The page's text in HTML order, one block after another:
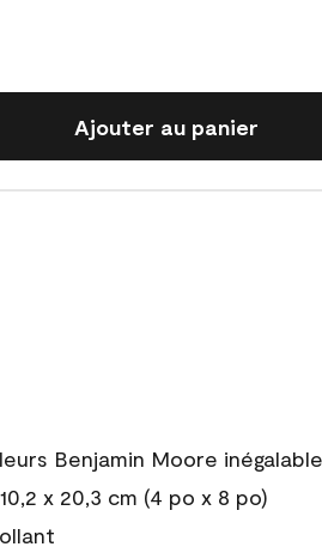
Ajouter au panier
Benjamin Moore
x 20,3 cm (4 po x 8 po)